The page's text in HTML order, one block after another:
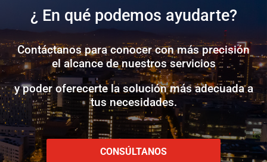
¿ En qué podemos ayudarte?
Contáctanos para conocer con más precisión
el alcance de nuestros servicios
y poder oferecerte la solución más adecuada a
tus necesidades.
CONSÚLTANOS